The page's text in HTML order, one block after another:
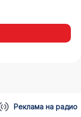
Реклама на радио